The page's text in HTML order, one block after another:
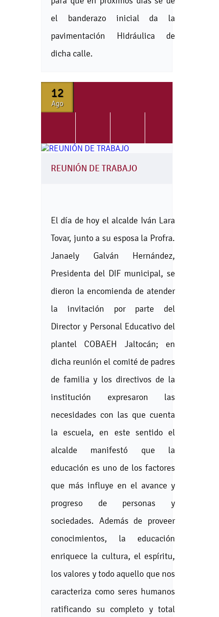
el banderazo inicial da la
pavimentación Hidráulica de
dicha calle.
12
Ago
REUNIÓN DE TRABAJO
El día de hoy el alcalde Iván Lara
Tovar, junto a su esposa la Profra.
Janaely Galván Hernández,
Presidenta del DIF municipal, se
dieron la encomienda de atender
la invitación por parte del
Director y Personal Educativo del
plantel COBAEH Jaltocán; en
dicha reunión el comité de padres
de familia y los directivos de la
institución expresaron las
necesidades con las que cuenta
la escuela, en este sentido el
alcalde manifestó que la
educación es uno de los factores
que más influye en el avance y
progreso de personas y
sociedades. Además de proveer
conocimientos, la educación
enriquece la cultura, el espíritu,
los valores y todo aquello que nos
caracteriza como seres humanos
ratificando su completo y total